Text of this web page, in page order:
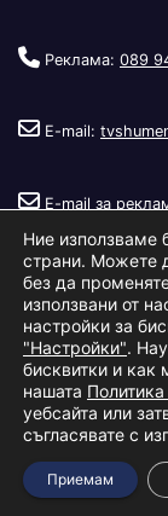
Реклама: 089
E-mail:
E-mail за
Copyright © 2026
За насРеклама
Политика за
Ние използваме
страни. Можете
без да
използвани от
настройки за
"Настройки".
бисквитки и как
нашата
уебсайта или
съгласявате с
Приемам